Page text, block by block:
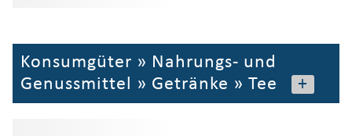
Konsumgüter » Nahrungs- und
Genussmittel » Getränke » Tee +